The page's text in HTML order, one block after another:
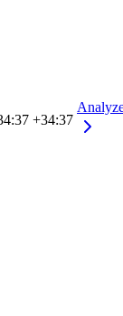
+34:37